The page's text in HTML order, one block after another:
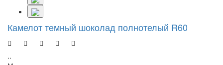
Камелот темный шоколад полнотелый R60
..